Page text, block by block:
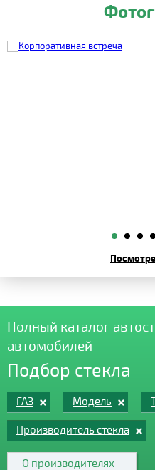
Полный каталог
автомобилей
Подбор стекла
ГАЗ Модель
Производитель стекла
О производителях